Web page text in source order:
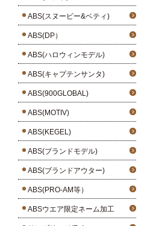
ABS(スヌーピー&ベティ)
ABS(DP）
ABS(ハロウィンモデル)
ABS(キャプテンサンタ)
ABS(900GLOBAL)
ABS(MOTIV)
ABS(KEGEL)
ABS(ブランドモデル)
ABS(ブランドアウター)
ABS(PRO-AM等）
ABSウエア限定ネーム加工